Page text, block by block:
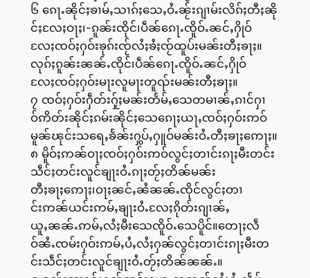
၆ ၵေႃႉၼိုင်ႈၶၢမ်ႇသၢၵ်ႈသေႇဝႆႉၼႂ်းၵျၢမ်းလိၵ်ႈတီႈၼို
င်ႈလႄႈဝႃႈ၊-ၵူၼ်းၸိုင်၊ပဵၼ်ၵေႃႉၸိူဝ်ႉၼင်ႇႁိုဝ်
လႄႈၸဝ်ႈႁဝ်းၶုၵ်းၸႂ်လႆႈၶႆႈၸႂ်ထူပ်းမၼ်းတီႈၶႃႈ။
လုၵ်ႈၵူၼ်းၼၼ်ႉၸိုင်၊ပဵၼ်ၵေႃႉၸိူဝ်ႉၼင်ႇႁိုဝ်
လႄႈၸဝ်ႈႁဝ်းမႃးလူမႃးတူၺ်းမၼ်းတီႈၶႃႈ။
၇ ၸဝ်ႈႁဝ်းႁဵတ်းႁႂ်ႈမၼ်းတႅမ်ႇသေတမၢၼ်ႇၵၢင်ႁၢ
ဝ်ဢိတ်းၼိုင်ႈၵမ်းၼိုင်ႈသေၵေႃႈယႃႇၸဝ်ႈႁဝ်းဢဝ်
မူၼ်ၽုင်းသရေႇၶႅၼ်းႁွပ်ႇႁူဝ်မၼ်းဝႆႉတီႈၶႃႈဢေႃႈ။
၈ မိူဝ်ႈဢၼ်ဝႃႈၸဝ်ႈႁဝ်းဢဝ်လွင်ႈတၢင်းၵႃႈမီးတင်း
သဵင်ႈတင်းလူင်ၶျႃးဝႆႉၵႃႈတႂ်ႈတိၼ်မၼ်း
တီႈၶႃႈဢေႃႈ၊ဝႃႈၼင်ႇၼႆၼၼ်ႉၸိုင်လွင်ႈတၢ
င်းဢၼ်ယင်းဢမ်ႇၶျႃးဝႆႉလႄႈၵိုတ်းၵျၢၼ်ႇ
ယူႇၼၼ်ႉဢမ်ႇလႆႈမီးသေၸိူဝ်ႉသေပိူင်။တေႃႈလဵ
ဝ်ၼႆႉၸမ်းႁဝ်းဢမ်ႇပႆႇလႆႈႁၼ်လွင်ႈတၢင်းၵႃႈမီးတ
င်းသဵင်ႈတင်းလူင်ၶျႃးဝႆႉတႂ်ႈတိၼ်ၼၼ်ႉ။